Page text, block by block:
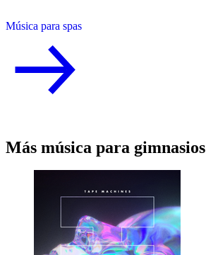
Música para spas
Más música para gimnasios